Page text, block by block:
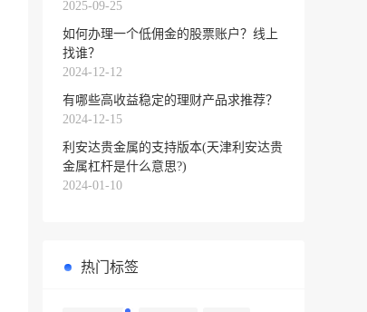
2025-09-25
如何办理一个低佣金的股票账户？线上
找谁？
2024-12-12
有哪些高收益稳定的理财产品求推荐？
2024-12-15
利安达贵金属的支持版本(天津利安达贵
金属杠杆是什么意思?)
2024-01-10
热门标签